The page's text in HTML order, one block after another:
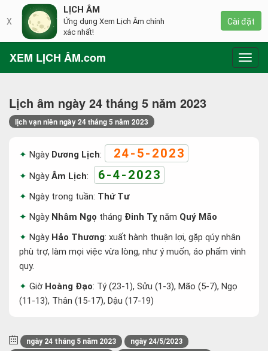
XEM LỊCH ÂM.com
Lịch âm ngày 24 tháng 5 năm 2023
lịch vạn niên ngày 24 tháng 5 năm 2023
Ngày Dương Lịch: 24-5-2023
NgàyÂm Lịch: 6-4-2023
Ngày trong tuần: Thứ Tư
Ngày Nhâm Ngọ tháng Đinh Tỵ năm Quý Mão
Ngày Hảo Thương: xuất hành thuận lợi, gặp qúy nhân
phù trợ, làm mọi việc vừa lòng, như ý muốn, áo phẩm vinh
quy.
Giờ Hoàng Đạo: Tý (23-1), Sửu (1-3), Mão (5-7), Ngọ
(11-13), Thân (15-17), Dậu (17-19)
ngày 24 tháng 5 năm 2023
ngày 24/5/2023
X
LỊCH ÂM
Ứng dụng Xem Lịch Âm chính
xác nhất!
Cài đặt